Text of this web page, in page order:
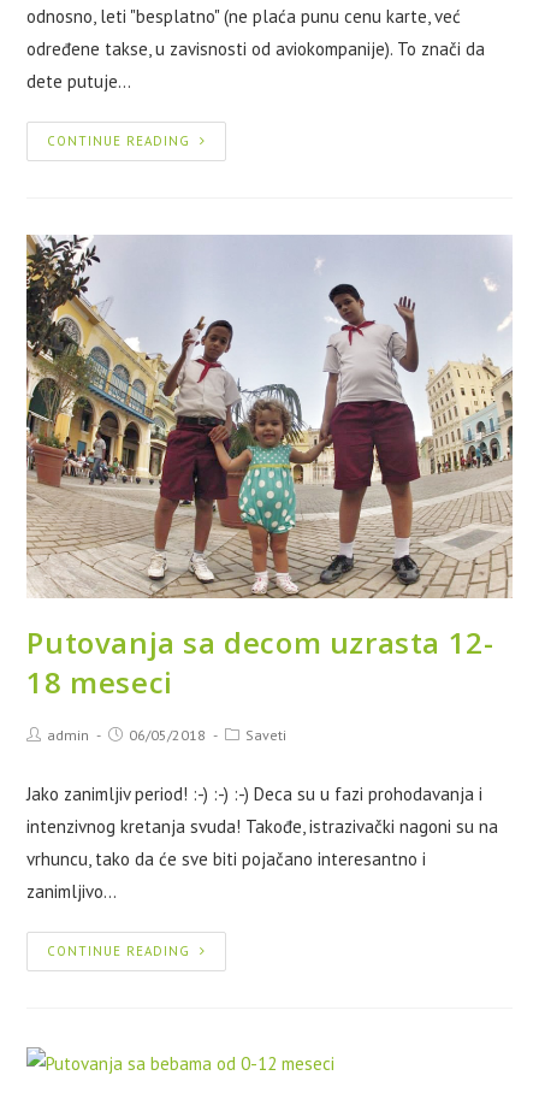
odnosno, leti "besplatno" (ne plaća punu cenu karte, već
određene takse, u zavisnosti od aviokompanije). To znači da
dete putuje…
CONTINUE READING
Putovanja sa decom uzrasta 12-
18 meseci
admin 06/05/2018 Saveti
Jako zanimljiv period! :-) :-) :-) Deca su u fazi prohodavanja i
intenzivnog kretanja svuda! Takođe, istrazivački nagoni su na
vrhuncu, tako da će sve biti pojačano interesantno i
zanimljivo…
CONTINUE READING